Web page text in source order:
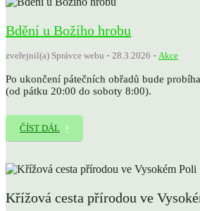
Bdění u Božího hrobu
zveřejnil(a) Správce webu 28.3.2026 Akce
Po ukončení pátečních obřadů bude
(od pátku 20:00 do soboty 8:00).
ČÍST DÁL
Křížová cesta přírodou ve